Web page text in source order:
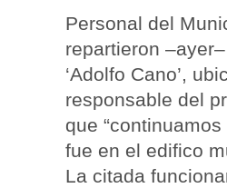
Personal del
repartieron
‘Adolfo Cano’,
responsable del
que
fue en el edifico
La citada